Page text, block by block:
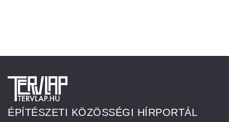
ÉPÍTÉSZETI KÖZÖSSÉGI HÍRPORTÁL